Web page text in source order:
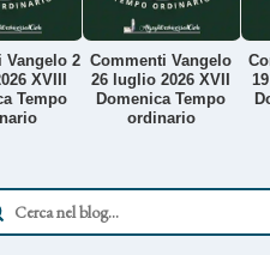
Vangelo 2
XVIII
Tempo
Commenti Vangelo
26 luglio 2026 XVII
Domenica Tempo
ordinario